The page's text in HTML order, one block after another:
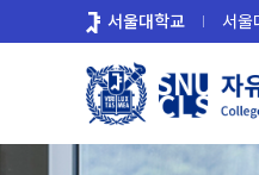
로
서울대학교 서울